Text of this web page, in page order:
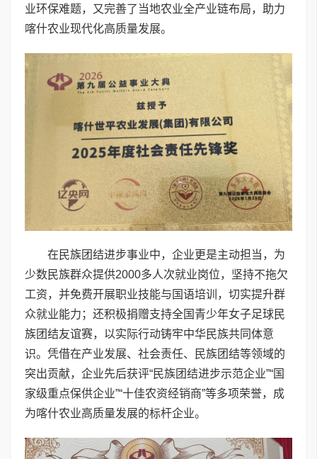
业环保难题，又完善了当地农业全产业链布局，助力
喀什农业现代化高质量发展。
在民族团结进步事业中，企业更是主动担当，为
少数民族群众提供2000多人次就业岗位，坚持不拖欠
工资，并免费开展职业技能与国语培训，切实提升群
众就业能力；还积极捐赠支持全国青少年女子足球民
族团结友谊赛，以实际行动铸牢中华民族共同体意
识。凭借在产业发展、社会责任、民族团结等领域的
突出贡献，企业先后获评“民族团结进步示范企业”“国
家级重点保供企业”“十佳农资经销商”等多项荣誉，成
为喀什农业高质量发展的标杆企业。